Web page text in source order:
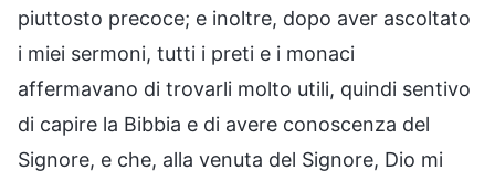
piuttosto precoce; e inoltre, dopo aver ascoltato
i miei sermoni, tutti i preti e i monaci
affermavano di trovarli molto utili, quindi sentivo
di capire la Bibbia e di avere conoscenza del
Signore, e che, alla venuta del Signore, Dio mi